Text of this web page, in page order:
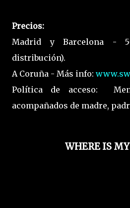
Precios:
Madrid y Barcelona -
distribución).
A Coruña - Más info:
Política de acceso:
acompañados de madre,
WHERE IS